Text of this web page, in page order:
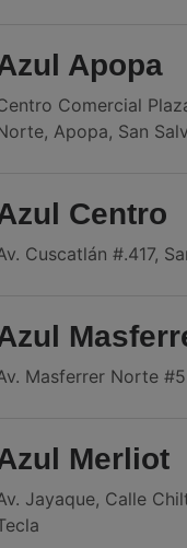
Apopa
Comercial
Apopa, San
Centro
Cuscatlán #.417,
Masferrer Norte
Merliot
Jayaque, Calle